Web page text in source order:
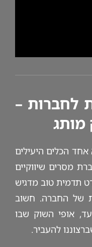
לחברות –
מותג
הכלים היעילים
מסרים שיווקיים
תדמית טוב מדגיש
של החברה. חשוב
אופי השוק שבו
להעביר.